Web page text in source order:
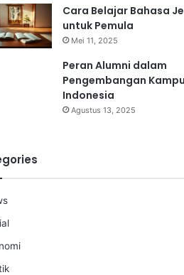
Cara Belajar Bahasa
untuk Pemula
Mei 11, 2025
Peran Alumni dalam
Pengembangan
Indonesia
Agustus 13, 2025